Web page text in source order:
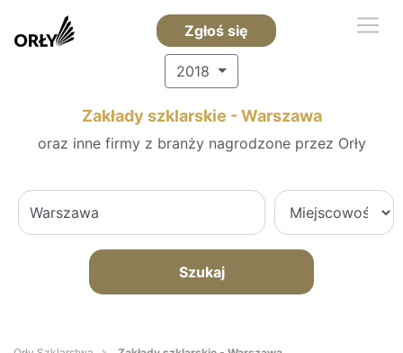
Zgłoś się
2018
Zakłady szklarskie - Warszawa
oraz inne firmy z branży nagrodzone przez Orły
Szukaj